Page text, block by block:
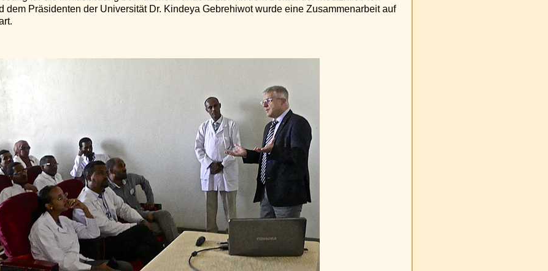
dem Präsidenten der Universität Dr. Kindeya Gebrehiwot wurde eine Zusammenarbeit auf